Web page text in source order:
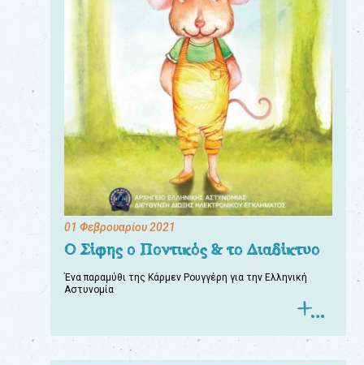
01 Φεβρουαρίου 2021
Ο Σίφης ο Ποντικός & το Διαδίκτυο
Ένα παραμύθι της Κάρμεν Ρουγγέρη για την Ελληνική
Αστυνομία